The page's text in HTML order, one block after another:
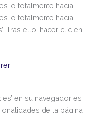
o totalmente hacia
o totalmente hacia
Tras ello, hacer clic en
en su navegador es
de la página